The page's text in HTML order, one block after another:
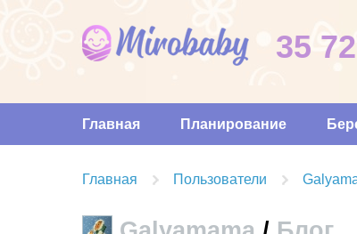
35
Главная Планирование
Главная Пользователи